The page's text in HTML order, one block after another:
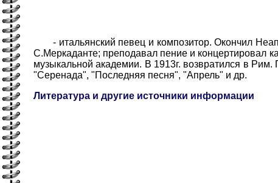
- итальянский певец и композитор. Окончил
С.Меркаданте; преподавал пение и концертировал
музыкальной академии. В 1913г. возвратился в
"Серенада", "Последняя песня", "Апрель" и др.
Литература и другие источники информации